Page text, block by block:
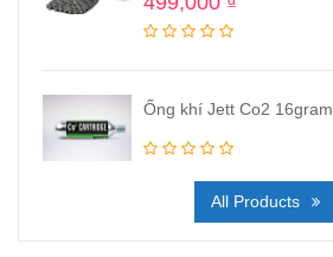
Ống khí Jett Co2 16gram
All Products